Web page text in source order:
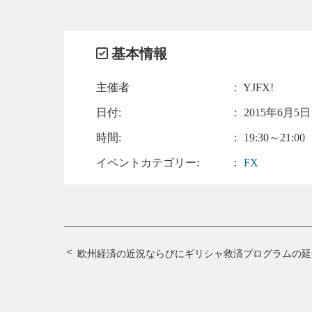
基本情報
主催者 ： YJFX!
日付: ： 2015年6月5
時間: ： 19:30～21:00
イベントカテゴリー: ：FX